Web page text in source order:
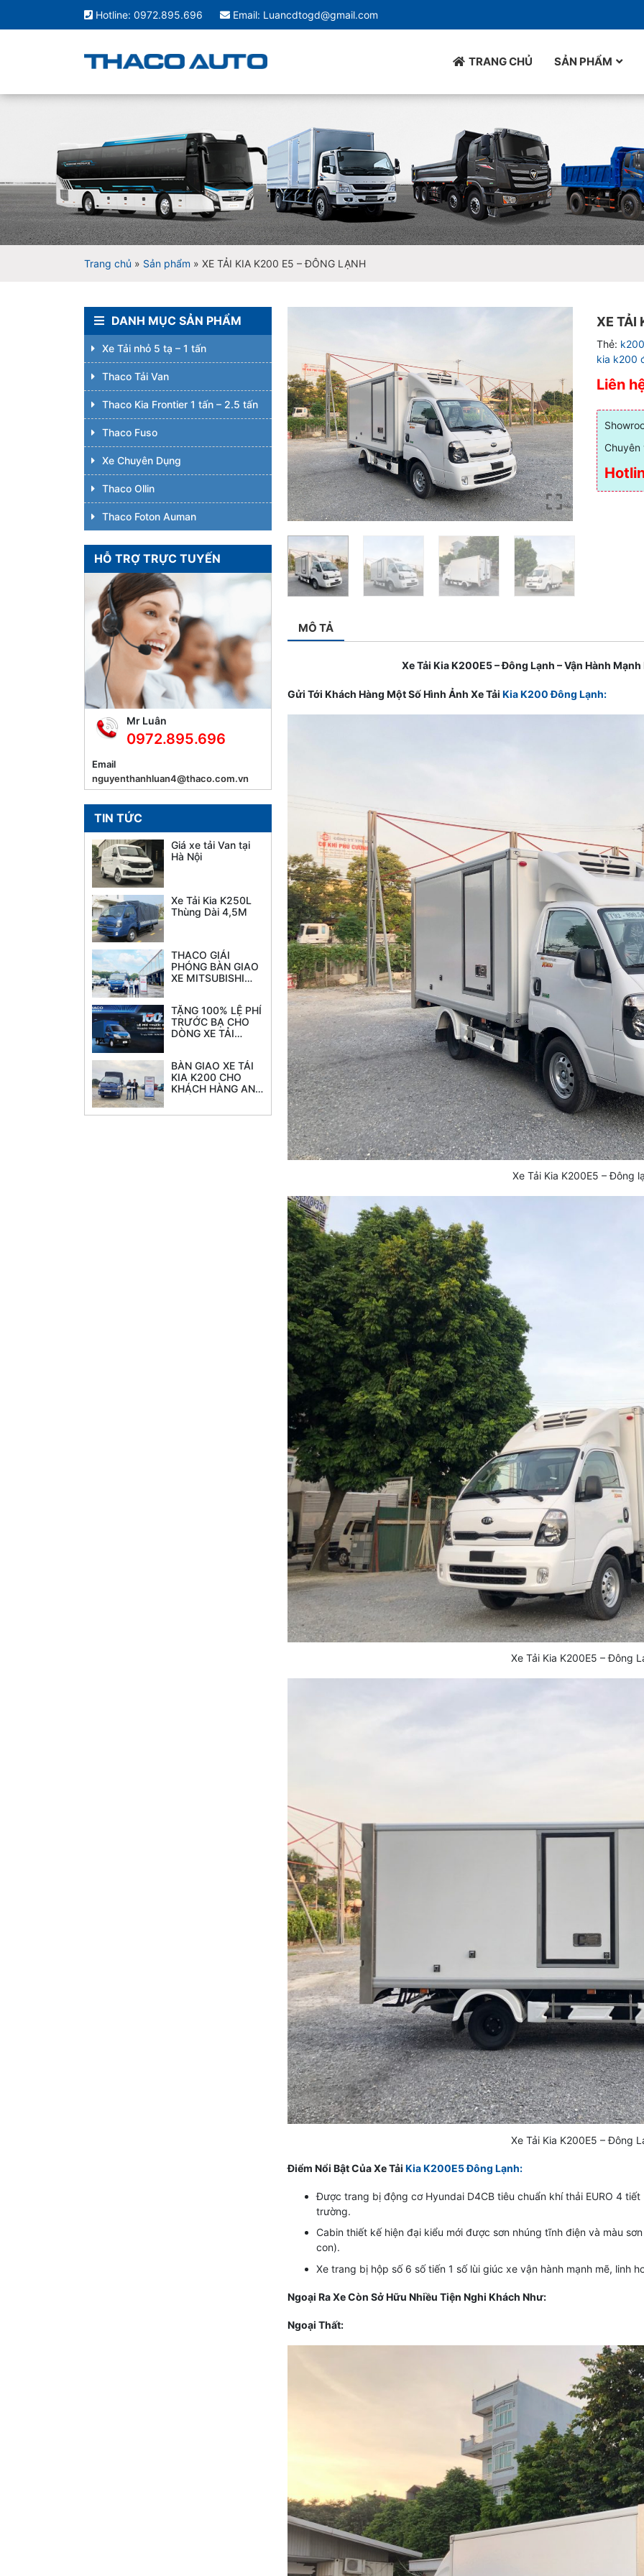
Hotline: 0972.895.696 Email: Luancdtogd@gmail.com
TRANG CHỦ SẢN PHẨM
Xe Tải Thaco
Trang chủ » Sản phẩm » XE TẢI KIA K200 E5 – ĐÔNG LẠNH
XE TẢI
Thẻ:
kia k200
Liên
MÔ TẢ
Xe Tải Kia K200E5 – Đông Lạnh – Vận Hành
Gửi Tới Khách Hàng Một Số Hình Ảnh Xe TảiKia K200 Đông Lạnh:
Xe Tải Kia K200E5 – Đông
Xe Tải Kia K200E5 – Đông
Xe Tải Kia K200E5 – Đông
Điểm Nổi Bật Của Xe TảiKia K200E5 Đông Lạnh:
Được trang bị động cơ Hyundai D4CB tiêu chuẩn khí thải EURO 4
trường.
Cabin thiết kế hiện đại kiểu mới được sơn nhúng tĩnh điện và màu
con).
Xe trang bị hộp số 6 số tiến 1 số lùi giúc xe vận hành mạnh mẽ, linh
Ngoại Ra Xe Còn Sở Hữu Nhiều Tiện Nghi Khách Như:
Ngoại Thất:
DANH MỤC SẢN PHẨM
Xe Tải nhỏ 5 tạ – 1 tấn
Thaco Tải Van
Thaco Kia Frontier 1 tấn – 2.5 tấn
Thaco Fuso
Xe Chuyên Dụng
Thaco Ollin
Thaco Foton Auman
HỖ TRỢ TRỰC TUYẾN
Mr Luân
0972.895.696
Email
nguyenthanhluan4@thaco.com.vn
TIN TỨC
Giá xe tải Van tại
Hà Nội
Xe Tải Kia K250L
Thùng Dài 4,5M
THACO GIẢI
PHÓNG BÀN GIAO
XE MITSUBISHI
thùng 6.2M
TẶNG 100% LỆ PHÍ
TRƯỚC BẠ CHO
DÒNG XE TẢI
BÀN GIAO XE TẢI
KIA K200 CHO
KHÁCH HÀNG ANH